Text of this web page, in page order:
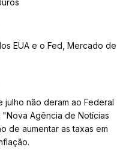
EUA e o Fed, Mercado de
não deram ao Federal
Agência de Notícias
de aumentar as taxas em